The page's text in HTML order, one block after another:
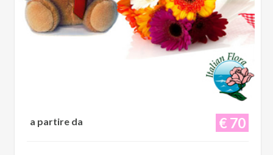
€ 70
a partire da